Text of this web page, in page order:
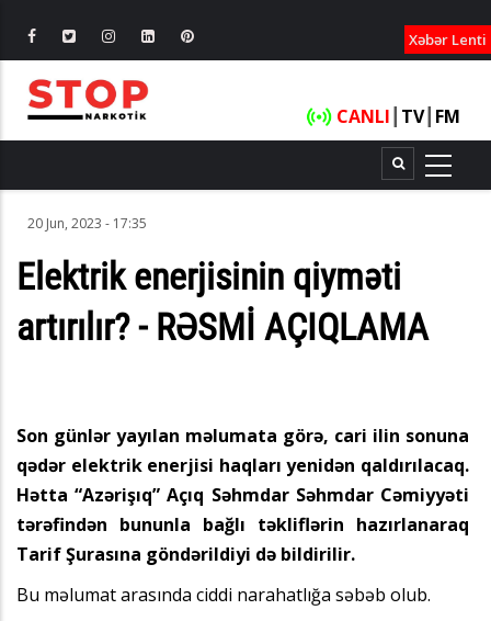
Xəbər Lenti
CANLI TV┃ FM
20 Jun, 2023 - 17:35
Elektrik enerjisinin qiyməti
artırılır? - RƏSMİ AÇIQLAMA
Son günlər yayılan məlumata görə, cari ilin sonuna
qədər elektrik enerjisi haqları yenidən qaldırılacaq.
Hətta “Azərişıq” Açıq Səhmdar Səhmdar Cəmiyyəti
tərəfindən bununla bağlı təkliflərin hazırlanaraq
Tarif Şurasına göndərildiyi də bildirilir.
Bu məlumat arasında ciddi narahatlığa səbəb olub.